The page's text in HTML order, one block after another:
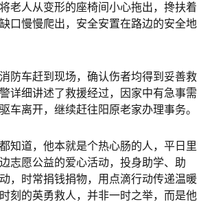
老人从变形的座椅间小心拖出，搀扶着
口慢慢爬出，安全安置在路边的安全地
防车赶到现场，确认伤者均得到妥善救
详细讲述了救援经过，因家中有急事需
车离开，继续赶往阳原老家办理事务。
知道，他本就是个热心肠的人，平日里
志愿公益的爱心活动，投身助学、助
，时常捐钱捐物，用点滴行动传递温暖
刻的英勇救人，并非一时之举，而是他